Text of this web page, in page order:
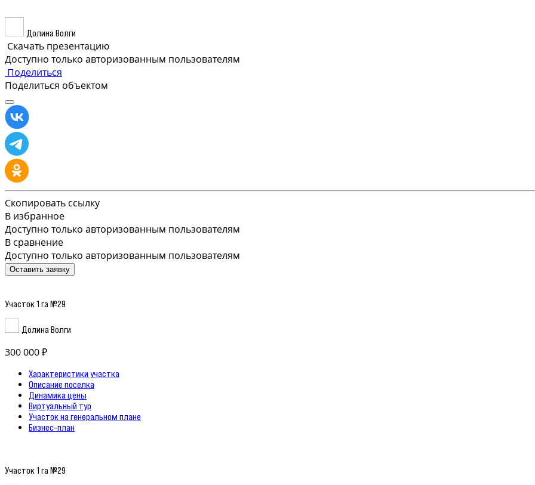
Долина Волги
Скачать презентацию
Доступно только авторизованным пользователям
Поделиться
Поделиться объектом
Скопировать ссылку
В избранное
Доступно только авторизованным пользователям
В сравнение
Доступно только авторизованным пользователям
Оставить заявку
Участок 1 га №29
Долина Волги
300 000 ₽
Характеристики участка
Описание поселка
Динамика цены
Виртуальный тур
Участок на генеральном плане
Бизнес-план
Участок 1 га №29